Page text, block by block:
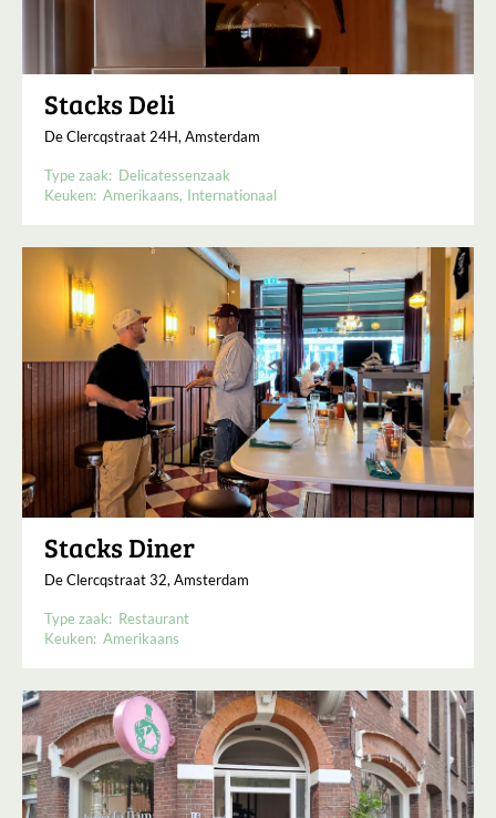
Stacks Deli
De Clercqstraat 24H, Amsterdam
Type zaak: Delicatessenzaak
Keuken: Amerikaans Internationaal
Stacks Diner
De Clercqstraat 32, Amsterdam
Type zaak: Restaurant
Keuken: Amerikaans